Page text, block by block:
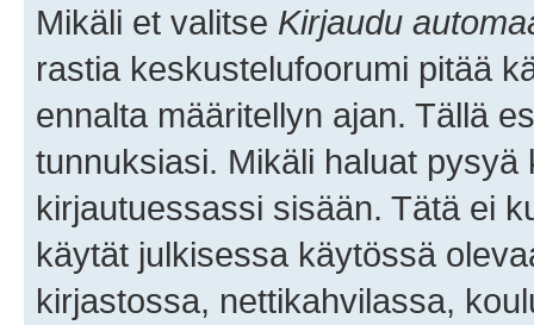
Mikäli et valitse Kirjaudu
rastia keskustelufoorumi pitää
ennalta määritellyn ajan. Tällä
tunnuksiasi. Mikäli haluat
kirjautuessassi sisään. Tätä ei
käytät julkisessa käytössä
kirjastossa, nettikahvilassa,